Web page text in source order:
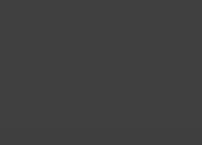
om Kruipende